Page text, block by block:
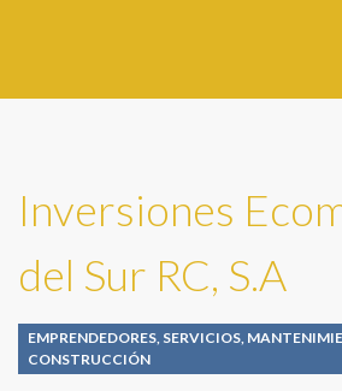
Inversiones
del Sur RC, S.A
EMPRENDEDORES SERVICIOS
CONSTRUCCIÓN